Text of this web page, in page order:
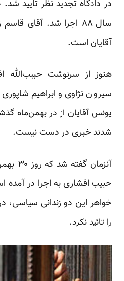
در دادگاه تجدید نظر تایید
سال ۸۸ اجرا شد. آقای
آقایان است.
هنوز از سرنوشت حبیب‌الله
سیروان نژاوی و ابراهیم
یونس آقایان از در بهمن‌ماه
شدند خبری در دست نیست.
حبیب افشاری به اجرا در آمده
خواهر این دو زندانی سیاسی،
را تائید نکرد.